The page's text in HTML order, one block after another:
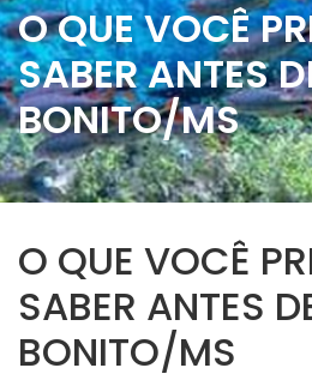
O QUE VOCÊ
SABER ANTES
BONITO/MS
O QUE VOCÊ
SABER ANTES
BONITO/MS